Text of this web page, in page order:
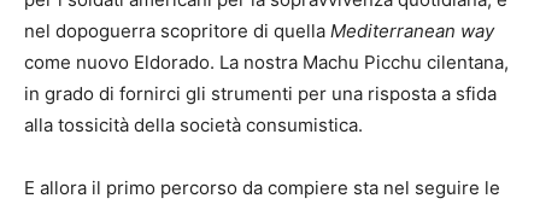
nel dopoguerra scopritore di quella Mediterranean way
come nuovo Eldorado. La nostra Machu Picchu cilentana,
in grado di fornirci gli strumenti per una risposta a sfida
alla tossicità della società consumistica.
E allora il primo percorso da compiere sta nel seguire le